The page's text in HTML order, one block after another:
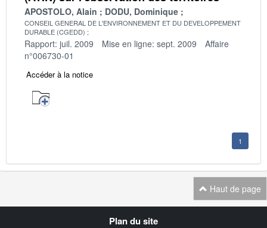
APOSTOLO, Alain DODU, Dominique
CONSEIL GENERAL DE L'ENVIRONNEMENT ET DU DEVELOPPEMENT
DURABLE (CGEDD)
Rapport: juil. 2009 Mise en ligne: sept. 2009
Affaire
n°006730-01
Accéder à la notice
1
Haut de page
Plan du site